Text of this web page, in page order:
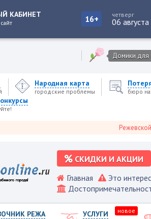
КАБИНЕТ 16+ четверг
06 августа
Домики для
Народная карта
городские проблемы бюро
Режевской
СКИДКИ И АКЦИИ
Главная Это
РЕЖА УСЛУГИ новое